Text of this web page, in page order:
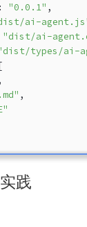
: "0.0.1" ,
ai-
"dist/ai-
types/ai-
,
践